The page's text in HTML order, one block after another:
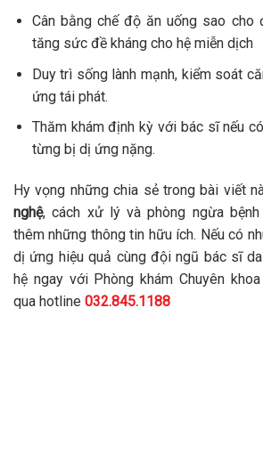
Cân bằng chế độ ăn uống sao cho
tăng sức đề kháng cho hệ miễn dịch
Duy trì sống lành mạnh, kiểm soát
ứng tái phát.
Thăm khám định kỳ với bác sĩ nếu
từng bị dị ứng nặng.
Hy vọng những chia sẻ trong bài viết
nghệ, cách xử lý và phòng ngừa
thêm những thông tin hữu ích. Nếu có
dị ứng hiệu quả cùng đội ngũ bác sĩ
hệ ngay với Phòng khám Chuyên
qua hotline 032.845.1188